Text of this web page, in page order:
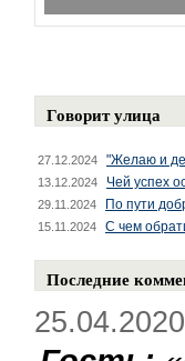
Говорит улица
27.12.2024 "Желаю и
13.12.2024 Чей успех
29.11.2024 По пути
15.11.2024 С чем
Последние